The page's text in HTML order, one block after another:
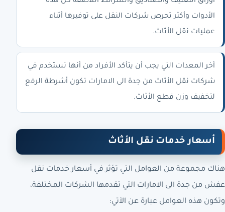
الأدوات وأكثر تحرص شركات النقل على توفيرها أثناء
عمليات نقل الأثاث.
أخر المعدات التي يجب أن يتأكد الأفراد من أنها تستخدم في
شركات نقل الأثاث من جدة الى الامارات تكون أشرطة الرفع
لتخفيف وزن قطع الأثاث.
أسعار خدمات نقل الأثاث
هناك مجموعة من العوامل التي تؤثر في أسعار خدمات نقل
عفش من جدة الى الامارات التي تقدمها الشركات المختلفة،
وتكون هذه العوامل عبارة عن الآتي: